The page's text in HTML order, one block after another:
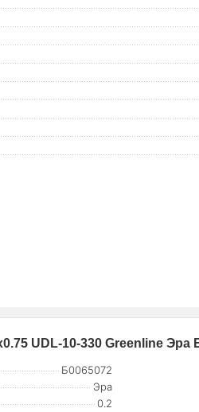
UDL-10-330 Greenline Эра
Б0065072
Эра
0.2